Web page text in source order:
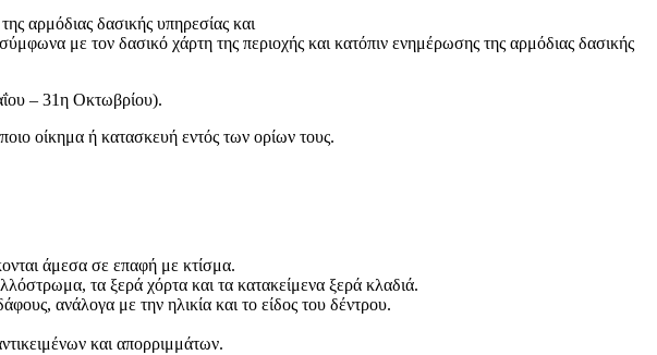
αρμόδιας δασικής υπηρεσίας και
με τον δασικό χάρτη της περιοχής και κατόπιν ενημέρωσης της αρμόδιας δασικής
– 31η Οκτωβρίου).
οίκημα ή κατασκευή εντός των ορίων τους.
άμεσα σε επαφή με κτίσμα.
τα ξερά χόρτα και τα κατακείμενα ξερά κλαδιά.
ανάλογα με την ηλικία και το είδος του δέντρου.
και απορριμμάτων.